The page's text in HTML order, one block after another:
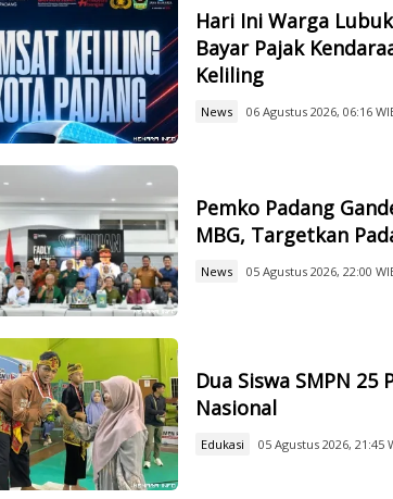
Hari Ini Warga
Bayar Pajak
Keliling
News 06 Agustus 2026, 06:16
Pemko Padang
MBG, Targetkan
News 05 Agustus 2026, 22:00
Dua Siswa SMPN 25
Nasional
Edukasi 05 Agustus 2026, 21:45